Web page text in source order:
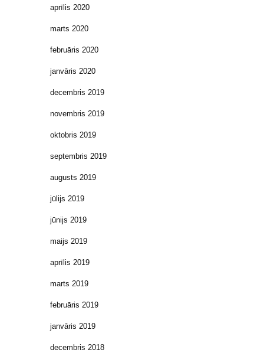
aprīlis 2020
marts 2020
februāris 2020
janvāris 2020
decembris 2019
novembris 2019
oktobris 2019
septembris 2019
augusts 2019
jūlijs 2019
jūnijs 2019
maijs 2019
aprīlis 2019
marts 2019
februāris 2019
janvāris 2019
decembris 2018